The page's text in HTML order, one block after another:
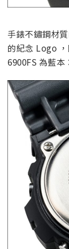
手錶不鏽鋼材
的紀念 Logo
6900FS 為藍本